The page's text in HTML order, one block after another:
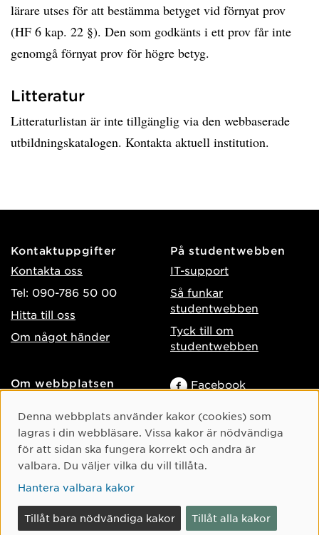
lärare utses för att bestämma betyget vid förnyat prov
(HF 6 kap. 22 §). Den som godkänts i ett prov får inte
genomgå förnyat prov för högre betyg.
Litteratur
Litteraturlistan är inte tillgänglig via den webbaserade
utbildningskatalogen. Kontakta aktuell institution.
Kontaktuppgifter
Kontakta oss
Tel: 090-786 50 00
Hitta till oss
Om något händer
På studentwebben
IT-support
Så funkar
studentwebben
Tyck till om
studentwebben
Om webbplatsen
Behandling av
personuppgifter
Hantera kakor
Facebook
TikTok
Youtube
Cookie-samtycke
Denna webbplats använder kakor (cookies) som
lagras i din webbläsare. Vissa kakor är nödvändiga
för att sidan ska fungera korrekt och andra är
valbara. Du väljer vilka du vill tillåta.
Hantera valbara kakor
Tillåt bara nödvändiga kakor Tillåt alla kakor